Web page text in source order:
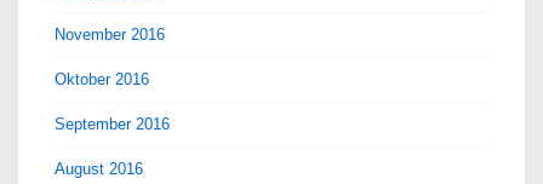
November 2016
Oktober 2016
September 2016
August 2016